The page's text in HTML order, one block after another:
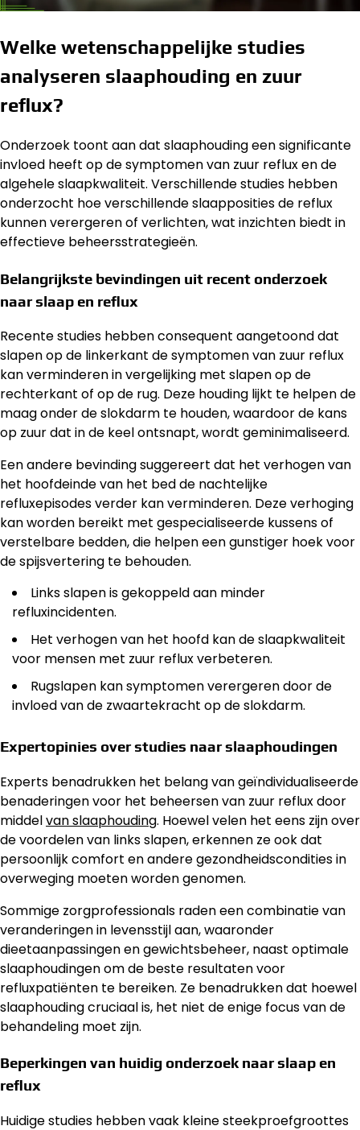
Welke wetenschappelijke studies
analyseren slaaphouding en zuur
reflux?
Onderzoek toont aan dat slaaphouding een significante
invloed heeft op de symptomen van zuur reflux en de
algehele slaapkwaliteit. Verschillende studies hebben
onderzocht hoe verschillende slaapposities de reflux
kunnen verergeren of verlichten, wat inzichten biedt in
effectieve beheersstrategieën.
Belangrijkste bevindingen uit recent onderzoek
naar slaap en reflux
Recente studies hebben consequent aangetoond dat
slapen op de linkerkant de symptomen van zuur reflux
kan verminderen in vergelijking met slapen op de
rechterkant of op de rug. Deze houding lijkt te helpen de
maag onder de slokdarm te houden, waardoor de kans
op zuur dat in de keel ontsnapt, wordt geminimaliseerd.
Een andere bevinding suggereert dat het verhogen van
het hoofdeinde van het bed de nachtelijke
refluxepisodes verder kan verminderen. Deze verhoging
kan worden bereikt met gespecialiseerde kussens of
verstelbare bedden, die helpen een gunstiger hoek voor
de spijsvertering te behouden.
Links slapen is gekoppeld aan minder
refluxincidenten.
Het verhogen van het hoofd kan de slaapkwaliteit
voor mensen met zuur reflux verbeteren.
Rugslapen kan symptomen verergeren door de
invloed van de zwaartekracht op de slokdarm.
Expertopinies over studies naar slaaphoudingen
Experts benadrukken het belang van geïndividualiseerde
benaderingen voor het beheersen van zuur reflux door
middelvan slaaphouding. Hoewel velen het eens zijn over
de voordelen van links slapen, erkennen ze ook dat
persoonlijk comfort en andere gezondheidscondities in
overweging moeten worden genomen.
Sommige zorgprofessionals raden een combinatie van
veranderingen in levensstijl aan, waaronder
dieetaanpassingen en gewichtsbeheer, naast optimale
slaaphoudingen om de beste resultaten voor
refluxpatiënten te bereiken. Ze benadrukken dat hoewel
slaaphouding cruciaal is, het niet de enige focus van de
behandeling moet zijn.
Beperkingen van huidig onderzoek naar slaap en
reflux
Huidige studies hebben vaak kleine steekproefgroottes